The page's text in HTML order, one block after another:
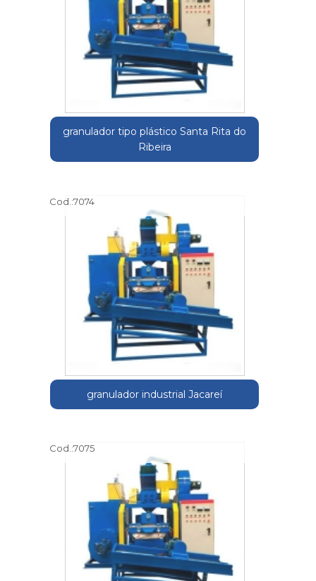
granulador tipo plástico Santa Rita do
Ribeira
Cod.:7074
granulador industrial Jacareí
Cod.:7075